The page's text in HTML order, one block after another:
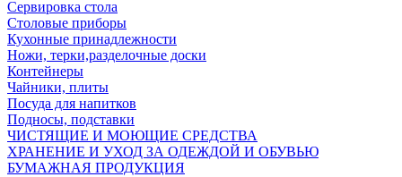
Сервировка стола
Столовые приборы
Кухонные принадлежности
Ножи, терки,разделочные доски
Контейнеры
Чайники, плиты
Посуда для напитков
Подносы, подставки
ЧИСТЯЩИЕ И МОЮЩИЕ СРЕДСТВА
ХРАНЕНИЕ И УХОД ЗА ОДЕЖДОЙ И ОБУВЬЮ
БУМАЖНАЯ ПРОДУКЦИЯ